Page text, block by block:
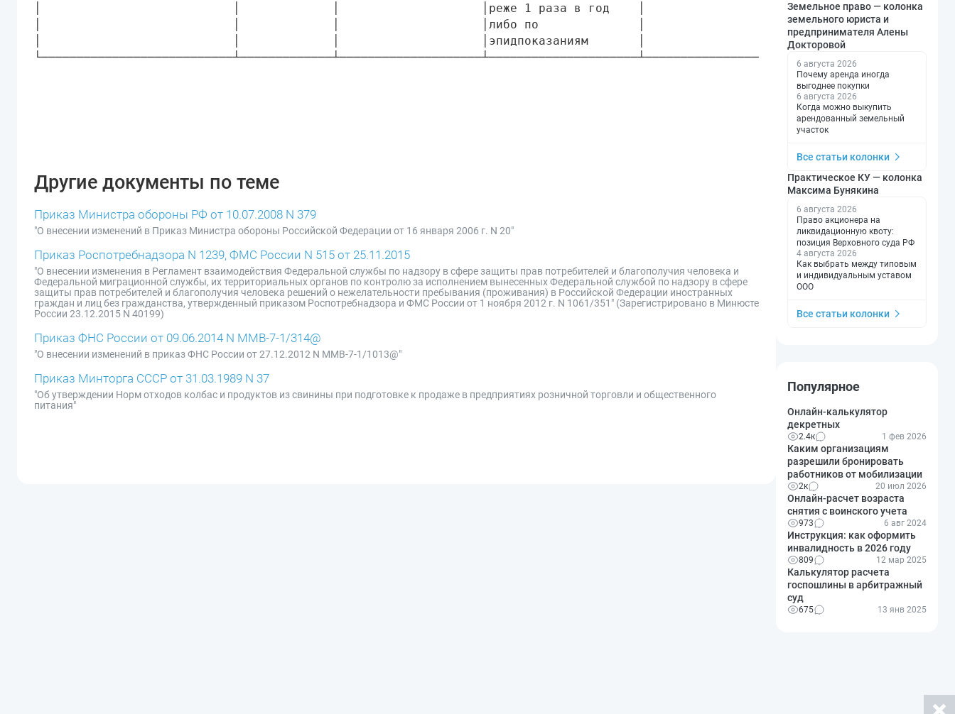
│                           │             │                    │реже 1 раза в год    │                                      │
│                           │             │                    │либо по              │                                      │
│                           │             │                    │эпидпоказаниям       │                                      │
└───────────────────────────┴─────────────┴────────────────────┴─────────────────────┴──────────────────────────────────────┘
Другие документы по теме
Приказ Министра обороны РФ от 10.07.2008 N 379
"О внесении изменений в Приказ Министра обороны Российской Федерации от 16 января 2006 г. N 20"
Приказ Роспотребнадзора N 1239, ФМС России N 515 от 25.11.2015
"О внесении изменения в Регламент взаимодействия Федеральной службы по надзору в сфере защиты прав потребителей и благополучия человека и
Федеральной миграционной службы, их территориальных органов по контролю за исполнением вынесенных Федеральной службой по надзору в сфере
защиты прав потребителей и благополучия человека решений о нежелательности пребывания (проживания) в Российской Федерации иностранных
граждан и лиц без гражданства, утвержденный приказом Роспотребнадзора и ФМС России от 1 ноября 2012 г. N 1061/351" (Зарегистрировано в Минюсте
России 23.12.2015 N 40199)
Приказ ФНС России от 09.06.2014 N ММВ-7-1/314@
"О внесении изменений в приказ ФНС России от 27.12.2012 N ММВ-7-1/1013@"
Приказ Минторга СССР от 31.03.1989 N 37
"Об утверждении Норм отходов колбас и продуктов из свинины при подготовке к продаже в предприятиях розничной торговли и общественного
питания"
Земельное право — колонка
земельного юриста и
предпринимателя Алены
Докторовой
6 августа 2026
Почему аренда иногда
выгоднее покупки
6 августа 2026
Когда можно выкупить
арендованный земельный
участок
Все статьи колонки
Практическое КУ — колонка
Максима Бунякина
6 августа 2026
Право акционера на
ликвидационную квоту:
позиция Верховного суда РФ
4 августа 2026
Как выбрать между типовым
и индивидуальным уставом
ООО
Все статьи колонки
Популярное
Онлайн-калькулятор
декретных
2.4к 1 фев 2026
Каким организациям
разрешили бронировать
работников от мобилизации
2к 20 июл 2026
Онлайн-расчет возраста
снятия с воинского учета
973 6 авг 2024
Инструкция: как оформить
инвалидность в 2026 году
809 12 мар 2025
Калькулятор расчета
госпошлины в арбитражный
суд
675 13 янв 2025